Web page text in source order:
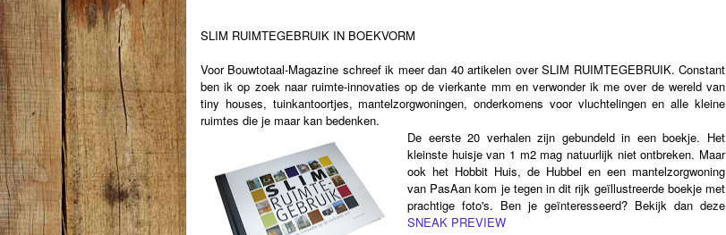
SLIM RUIMTEGEBRUIK IN BOEKVORM
Voor Bouwtotaal-Magazine schreef ik meer dan 40 artikelen over SLIM RUIMTEGEBRUIK. Constant
ben ik op zoek naar ruimte-innovaties op de vierkante mm en verwonder ik me over de wereld van
tiny houses, tuinkantoortjes, mantelzorgwoningen, onderkomens voor vluchtelingen en alle kleine
ruimtes die je maar kan bedenken.
De eerste 20 verhalen zijn gebundeld in een boekje. Het
kleinste huisje van 1 m2 mag natuurlijk niet ontbreken. Maar
ook het Hobbit Huis, de Hubbel en een mantelzorgwoning
van PasAan kom je tegen in dit rijk geïllustreerde boekje met
prachtige foto's. Ben je geïnteresseerd? Bekijk dan deze
SNEAK PREVIEW